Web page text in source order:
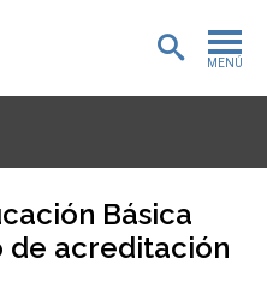
MENÚ
Básica
de acreditación